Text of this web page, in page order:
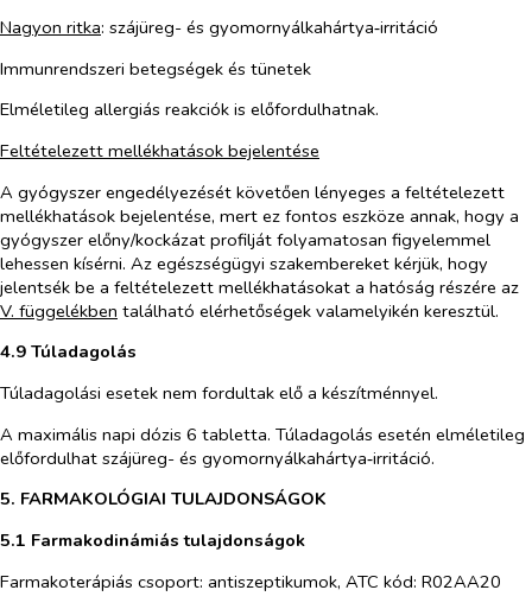
Nagyon ritka: szájüreg- és gyomornyálkahártya‑irritáció
Immunrendszeri betegségek és tünetek
Elméletileg allergiás reakciók is előfordulhatnak.
Feltételezett mellékhatások bejelentése
A gyógyszer engedélyezését követően lényeges a feltételezett
mellékhatások bejelentése, mert ez fontos eszköze annak, hogy a
gyógyszer előny/kockázat profilját folyamatosan figyelemmel
lehessen kísérni. Az egészségügyi szakembereket kérjük, hogy
jelentsék be a feltételezett mellékhatásokat a hatóság részére az
V. függelékben található elérhetőségek valamelyikén keresztül.
4.9 Túladagolás
Túladagolási esetek nem fordultak elő a készítménnyel.
A maximális napi dózis 6 tabletta. Túladagolás esetén elméletileg
előfordulhat szájüreg- és gyomornyálkahártya‑irritáció.
5. FARMAKOLÓGIAI TULAJDONSÁGOK
5.1 Farmakodinámiás tulajdonságok
Farmakoterápiás csoport: antiszeptikumok, ATC kód: R02AA20